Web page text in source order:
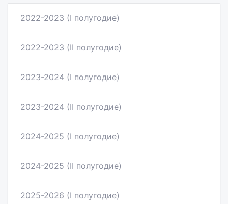
2022-2023 (I полугодие)
2022-2023 (II полугодие)
2023-2024 (I полугодие)
2023-2024 (II полугодие)
2024-2025 (I полугодие)
2024-2025 (II полугодие)
2025-2026 (I полугодие)